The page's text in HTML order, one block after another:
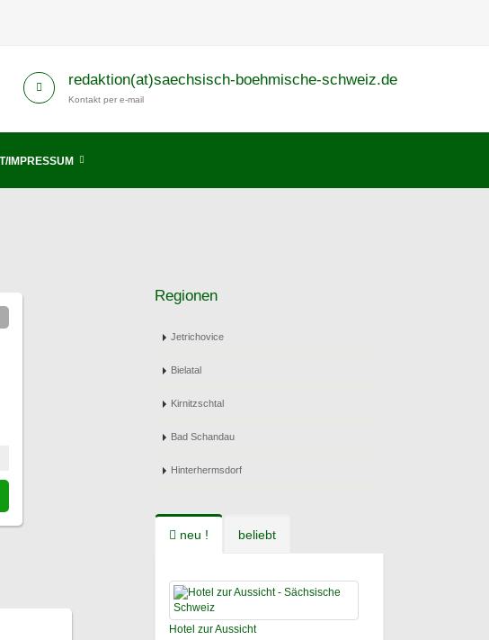
redaktion(at)saechsisch-boehmische-schweiz.de
Kontakt per e-mail
IMPRESSUM
Regionen
Jetrichovice
Bielatal
Kirnitzschtal
Bad Schandau
Hinterhermsdorf
neu ! beliebt
Hotel zur Aussicht